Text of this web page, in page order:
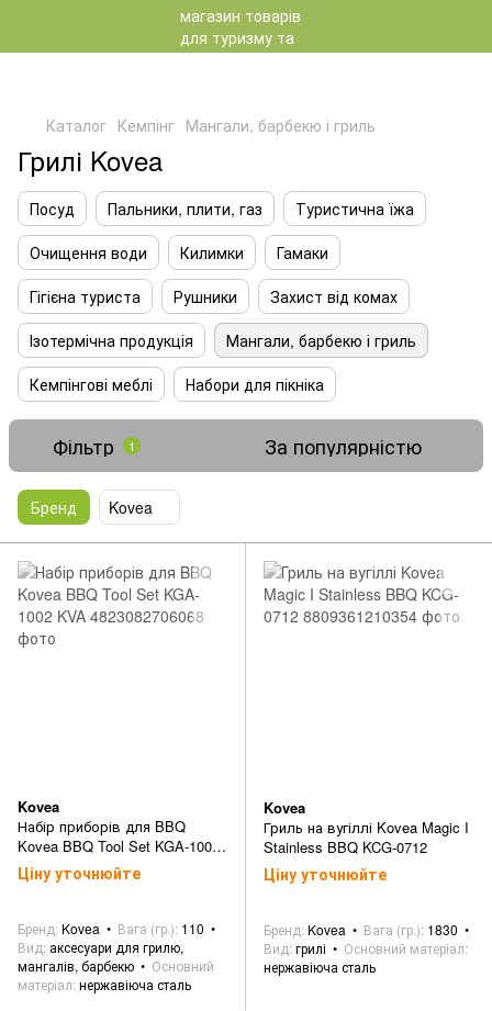
Каталог Кемпінг Мангали, барбекю і гриль
Грилі Kovea
Посуд Пальники, плити, газ
Туристична їжа
Очищення води
Килимки
Гамаки
Гігієна туриста
Рушники
Захист від комах
Ізотермічна продукція
Мангали, барбекю і гриль
Кемпінгові меблі
Набори для пікніка
Фільтр 1 За популярністю
Бренд Kovea
Kovea
Набір приборів для BBQ
Kovea BBQ Tool Set KGA-1002
KVA
Ціну уточнюйте
Бренд Kovea Вага (гр.) 110
Вид аксесуари для грилю,
мангалів, барбекю
Основний
матеріал нержавіюча сталь
Kovea
Гриль на вугіллі Kovea Magic I
Stainless BBQ KCG-0712
Ціну уточнюйте
Бренд Kovea Вага (гр.) 1830
Вид грилі
Основний матеріал
нержавіюча сталь